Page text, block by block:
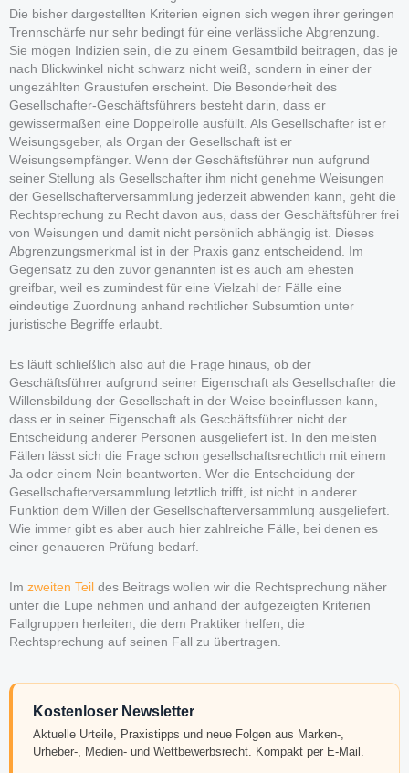
Die bisher dargestellten Kriterien eignen sich wegen ihrer geringen
Trennschärfe nur sehr bedingt für eine verlässliche Abgrenzung.
Sie mögen Indizien sein, die zu einem Gesamtbild beitragen, das je
nach Blickwinkel nicht schwarz nicht weiß, sondern in einer der
ungezählten Graustufen erscheint. Die Besonderheit des
Gesellschafter-Geschäftsführers besteht darin, dass er
gewissermaßen eine Doppelrolle ausfüllt. Als Gesellschafter ist er
Weisungsgeber, als Organ der Gesellschaft ist er
Weisungsempfänger. Wenn der Geschäftsführer nun aufgrund
seiner Stellung als Gesellschafter ihm nicht genehme Weisungen
der Gesellschafterversammlung jederzeit abwenden kann, geht die
Rechtsprechung zu Recht davon aus, dass der Geschäftsführer frei
von Weisungen und damit nicht persönlich abhängig ist. Dieses
Abgrenzungsmerkmal ist in der Praxis ganz entscheidend. Im
Gegensatz zu den zuvor genannten ist es auch am ehesten
greifbar, weil es zumindest für eine Vielzahl der Fälle eine
eindeutige Zuordnung anhand rechtlicher Subsumtion unter
juristische Begriffe erlaubt.
Es läuft schließlich also auf die Frage hinaus, ob der
Geschäftsführer aufgrund seiner Eigenschaft als Gesellschafter die
Willensbildung der Gesellschaft in der Weise beeinflussen kann,
dass er in seiner Eigenschaft als Geschäftsführer nicht der
Entscheidung anderer Personen ausgeliefert ist. In den meisten
Fällen lässt sich die Frage schon gesellschaftsrechtlich mit einem
Ja oder einem Nein beantworten. Wer die Entscheidung der
Gesellschafterversammlung letztlich trifft, ist nicht in anderer
Funktion dem Willen der Gesellschafterversammlung ausgeliefert.
Wie immer gibt es aber auch hier zahlreiche Fälle, bei denen es
einer genaueren Prüfung bedarf.
Im zweiten Teil des Beitrags wollen wir die Rechtsprechung näher
unter die Lupe nehmen und anhand der aufgezeigten Kriterien
Fallgruppen herleiten, die dem Praktiker helfen, die
Rechtsprechung auf seinen Fall zu übertragen.
Kostenloser Newsletter
Aktuelle Urteile, Praxistipps und neue Folgen aus Marken-,
Urheber-, Medien- und Wettbewerbsrecht. Kompakt per E-Mail.